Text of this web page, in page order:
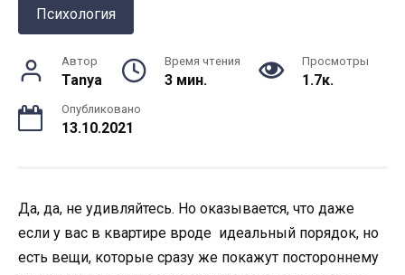
Психология
Автор
Tanya
Время чтения
3 мин.
Просмотры
1.7к.
Опубликовано
13.10.2021
Да, да, не удивляйтесь. Но оказывается, что даже
если у вас в квартире вроде идеальный порядок, но
есть вещи, которые сразу же покажут постороннему